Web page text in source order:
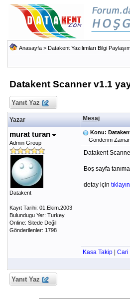
Anasayfa> Datakent Yazılımları Bilgi
Datakent Scanner v1.1
Yanıt Yaz
Yazar Mesaj
murat turan
Admin Group
Datakent
Kayıt Tarihi: 01.Ekim.2003
Bulundugu Yer: Turkey
Online: Sitede Değil
Gönderilenler: 1798
Konu:
Gönderim
Datakent
Boş sayfa
detay için
Kasa Takip| Cari
Yanıt Yaz